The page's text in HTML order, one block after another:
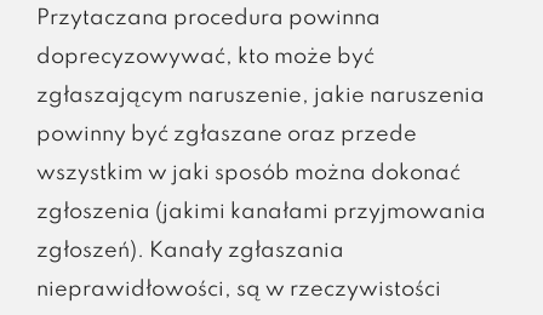
Przytaczana procedura powinna
doprecyzowywać, kto może być
zgłaszającym naruszenie, jakie naruszenia
powinny być zgłaszane oraz przede
wszystkim w jaki sposób można dokonać
zgłoszenia (jakimi kanałami przyjmowania
zgłoszeń). Kanały zgłaszania
nieprawidłowości, są w rzeczywistości